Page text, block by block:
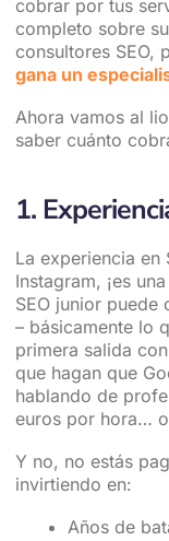
cobrar por tus
completo sobre
consultores SEO,
gana un
Ahora vamos al
saber cuánto
1.
La experiencia en
Instagram, ¡es
SEO junior
– básicamente lo
primera salida
que hagan que
hablando de
euros por hora…
Y no, no estás
invirtiendo en:
Años de